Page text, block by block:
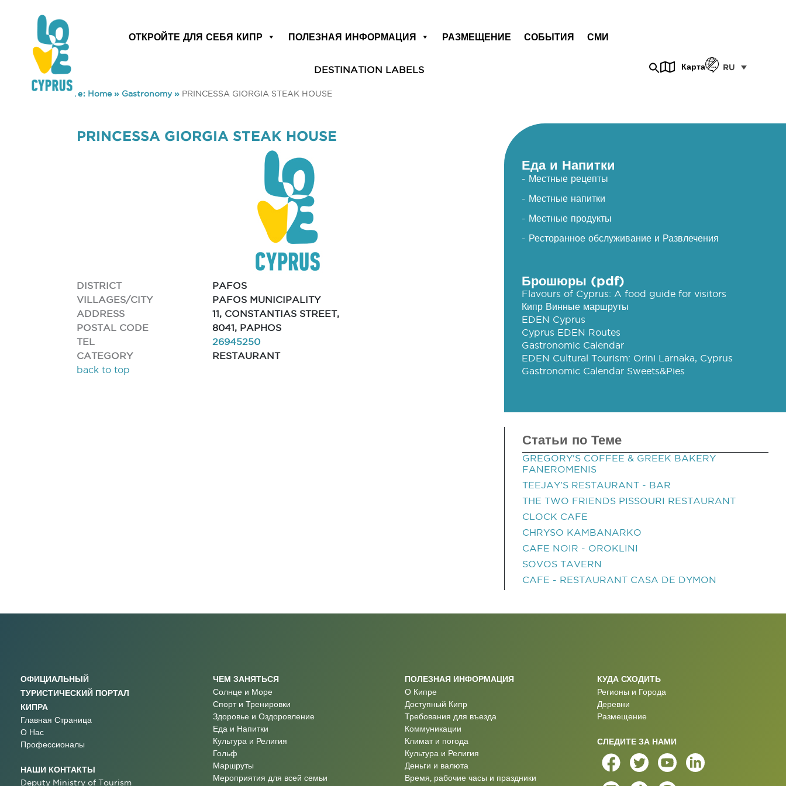
ОТКРОЙТЕ ДЛЯ СЕБЯ КИПР ПОЛЕЗНАЯ ИНФОРМАЦИЯ РАЗМЕЩЕНИЕ СОБЫТИЯ СМИ
DESTINATION LABELS Карта RU
You are here: Home» Gastronomy» PRINCESSA GIORGIA STEAK HOUSE
PRINCESSA GIORGIA STEAK HOUSE
DISTRICT
PAFOS
VILLAGES/CITY
PAFOS MUNICIPALITY
ADDRESS
11, CONSTANTIAS STREET,
POSTAL CODE
8041, PAPHOS
TEL
26945250
CATEGORY
RESTAURANT
back to top
Еда и Напитки
- Местные рецепты
- Местные напитки
- Местные продукты
- Ресторанное обслуживание и Развлечения
Брошюры (pdf)
Flavours of Cyprus: A food guide for visitors
Кипр Винные маршруты
EDEN Cyprus
Cyprus EDEN Routes
Gastronomic Calendar
EDEN Cultural Tourism: Orini Larnaka, Cyprus
Gastronomic Calendar Sweets&Pies
Статьи по Теме
GREGORY'S COFFEE & GREEK BAKERY
FANEROMENIS
TEEJAY'S RESTAURANT - BAR
THE TWO FRIENDS PISSOURI RESTAURANT
CLOCK CAFE
CHRYSO KAMBANARKO
CAFE NOIR - OROKLINI
SOVOS TAVERN
CAFE - RESTAURANT CASA DE DYMON
ОФИЦИАЛЬНЫЙ
ТУРИСТИЧЕСКИЙ ПОРТАЛ
КИПРА
Главная Страница
О Нас
Профессионалы
НАШИ КОНТАКТЫ
Deputy Ministry of Tourism
ЧЕМ ЗАНЯТЬСЯ
Солнце и Море
Спорт и Тренировки
Здоровье и Оздоровление
Еда и Напитки
Культура и Религия
Гольф
Маршруты
Мероприятия для всей семьи
ПОЛЕЗНАЯ ИНФОРМАЦИЯ
О Кипре
Доступный Кипр
Требования для въезда
Коммуникации
Климат и погода
Культура и Религия
Деньги и валюта
Время, рабочие часы и праздники
КУДА СХОДИТЬ
Регионы и Города
Деревни
Размещение
СЛЕДИТЕ ЗА НАМИ